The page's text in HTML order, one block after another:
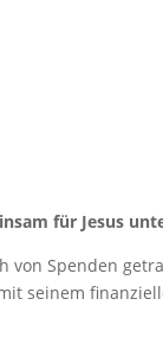
für Jesus
Spenden
seinem